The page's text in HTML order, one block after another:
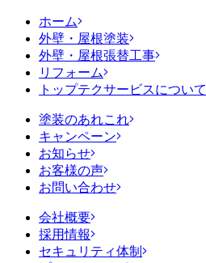
ホーム
外壁・屋根塗装
外壁・屋根張替工事
リフォーム
トップテクサービスについて
塗装のあれこれ
キャンペーン
お知らせ
お客様の声
お問い合わせ
会社概要
採用情報
セキュリティ体制